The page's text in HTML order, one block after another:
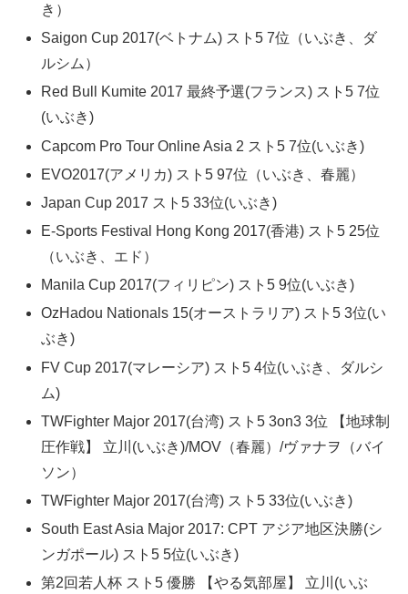
き）
Saigon Cup 2017(ベトナム) スト5 7位（いぶき、ダ
ルシム）
Red Bull Kumite 2017 最終予選(フランス) スト5 7位
(いぶき)
Capcom Pro Tour Online Asia 2 スト5 7位(いぶき)
EVO2017(アメリカ) スト5 97位（いぶき、春麗）
Japan Cup 2017 スト5 33位(いぶき)
E-Sports Festival Hong Kong 2017(香港) スト5 25位
（いぶき、エド）
Manila Cup 2017(フィリピン) スト5 9位(いぶき)
OzHadou Nationals 15(オーストラリア) スト5 3位(い
ぶき)
FV Cup 2017(マレーシア) スト5 4位(いぶき、ダルシ
ム)
TWFighter Major 2017(台湾) スト5 3on3 3位 【地球制
圧作戦】 立川(いぶき)/MOV（春麗）/ヴァナヲ（バイ
ソン）
TWFighter Major 2017(台湾) スト5 33位(いぶき)
South East Asia Major 2017: CPT アジア地区決勝(シ
ンガポール) スト5 5位(いぶき)
第2回若人杯 スト5 優勝 【やる気部屋】 立川(いぶ